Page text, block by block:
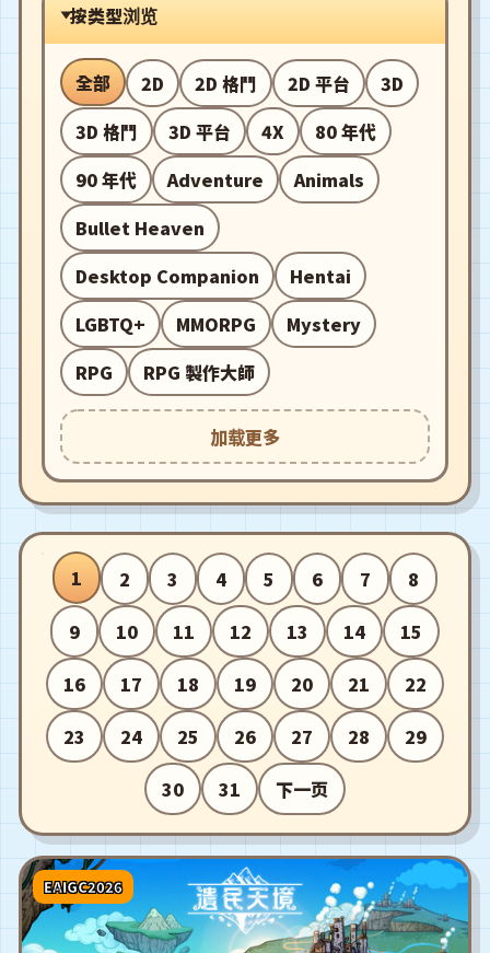
按类型浏览
全部 2D 2D 格鬥 2D 平台
3D
3D 格鬥
3D 平台 4X
80 年代
90 年代
Adventure
Animals
Bullet Heaven
Desktop Companion
Hentai
LGBTQ+
MMORPG
Mystery
RPG
RPG 製作大師
加载更多
1 2 3 4 5 6 7
8
9
10 11 12 13 14
15
16
17 18 19 20 21
22
23
24 25 26 27 28
29
30
31 下一页
EAIGC2026